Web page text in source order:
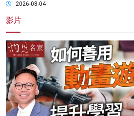
2026-08-04
影片